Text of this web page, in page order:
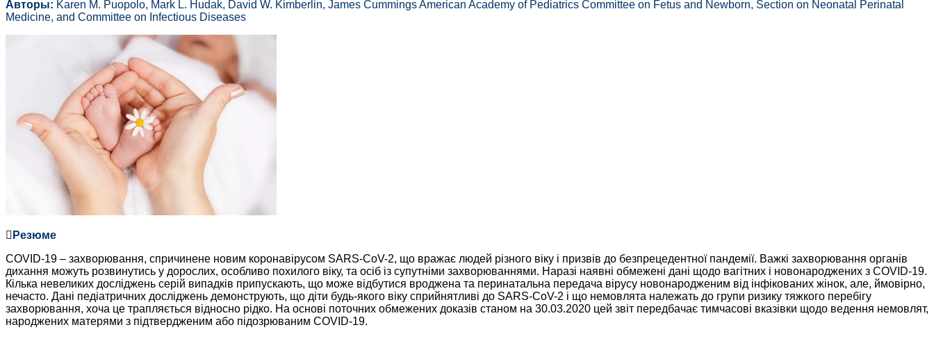
Авторы: Karen M. Puopolo, Mark L. Hudak, David W. Kimberlin, James Cummings American Academy of Pediatrics Committee on Fetus and Newborn, Section on Neonatal Perinatal
Medicine, and Committee on Infectious Diseases
Резюме
COVID-19 – захворювання, спричинене новим коронавірусом SARS-CoV-2, що вражає людей різного віку і призвів до безпрецедентної пандемії. Важкі захворювання органів
дихання можуть розвинутись у дорослих, особливо похилого віку, та осіб із супутніми захворюваннями. Наразі наявні обмежені дані щодо вагітних і новонароджених з COVID-19.
Кілька невеликих досліджень серій випадків припускають, що може відбутися вроджена та перинатальна передача вірусу новонародженим від інфікованих жінок, але, ймовірно,
нечасто. Дані педіатричних досліджень демонструють, що діти будь-якого віку сприйнятливі до SARS-CoV-2 і що немовлята належать до групи ризику тяжкого перебігу
захворювання, хоча це трапляється відносно рідко. На основі поточних обмежених доказів станом на 30.03.2020 цей звіт передбачає тимчасові вказівки щодо ведення немовлят,
народжених матерями з підтвердженим або підозрюваним COVID-19.